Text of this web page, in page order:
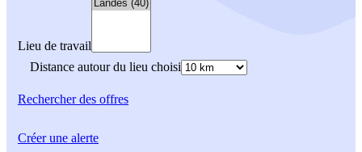
Lieu de travail
Distance autour du lieu choisi
Rechercherdes offres
Créer une alerte